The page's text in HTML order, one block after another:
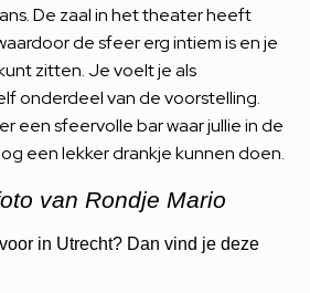
De zaal in het theater heeft
de sfeer erg intiem is en je
zitten. Je voelt je als
onderdeel van de voorstelling.
een sfeervolle bar waar jullie in de
een lekker drankje kunnen doen.
van Rondje Mario
in Utrecht? Dan vind je deze